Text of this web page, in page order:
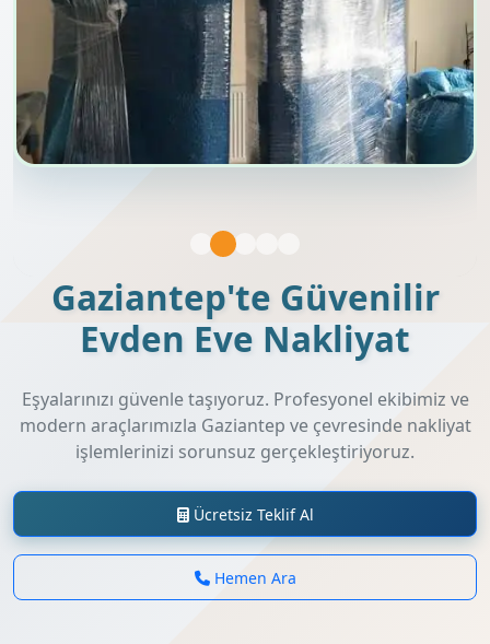
Gaziantep'te Güvenilir
Evden Eve Nakliyat
Eşyalarınızı güvenle taşıyoruz. Profesyonel ekibimiz ve
modern araçlarımızla Gaziantep ve çevresinde nakliyat
işlemlerinizi sorunsuz gerçekleştiriyoruz.
Ücretsiz Teklif Al
Hemen Ara